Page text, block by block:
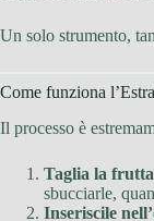
Un solo strumento,
Come funziona
Il processo è
Taglia la
sbucciarle,
Inseriscile